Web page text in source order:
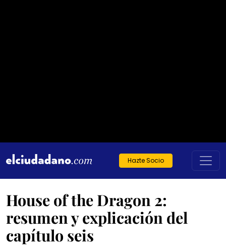
Hazte Socio
House of the Dragon 2:
resumen y explicación del
capítulo seis